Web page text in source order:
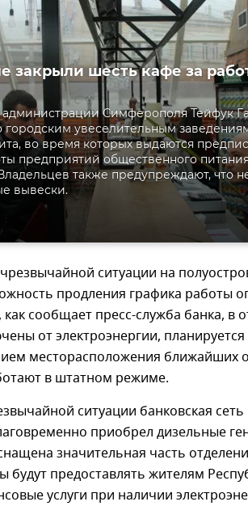
закрыли шесть кафе за
администрации Симферополя Тейфук
увеселительным
во время которых выдаются
предприятий общественного
также предупреждают, что
вывески.
ситуации на
продления графика работы
сообщает пресс-служба банка, в
от электроэнергии,
месторасположения ближайших
в штатном режиме.
ситуации банковская
приобрел дизельные
значительная часть
предоставлять жителям
услуги при наличии